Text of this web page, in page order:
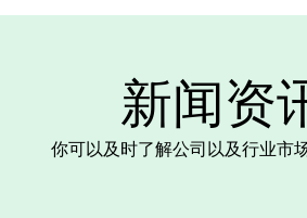
新闻资
你可以及时了解公司以及行业市